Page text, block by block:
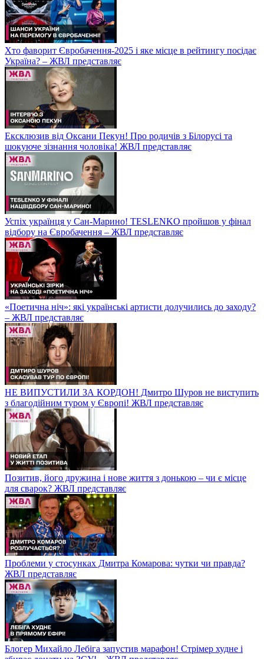
Хто фаворит Євробачення-2025 і яке місце в рейтингу посідає
Україна? – ЖВЛ представляє
Ексклюзив від Оксани Пекун! Про родичів з Білорусі та
шокуюче зізнання чоловіка! ЖВЛ представляє
Успіх українця у Сан-Марино! TESLENKO пройшов у фінал
відбору на Євробачення – ЖВЛ представляє
«Поетична ніч»: які українські артисти долучились до заходу?
– ЖВЛ представляє
НЕ ВИПУСТИЛИ ЗА КОРДОН! Дмитро Шуров не виступить
з благодійним туром у Європі! ЖВЛ представляє
Позитив, його дружина і нове життя з донькою – чи є місце
для сварок? ЖВЛ представляє
Проблеми у стосунках Дмитра Комарова: чутки чи правда?
ЖВЛ представляє
Блогер Михайло Лебіга запустив марафон! Стрімер худне і